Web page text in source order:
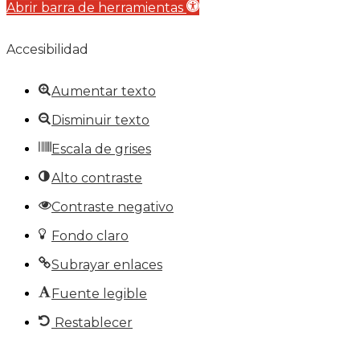
Abrir barra de herramientas
Accesibilidad
Aumentar texto
Disminuir texto
Escala de grises
Alto contraste
Contraste negativo
Fondo claro
Subrayar enlaces
Fuente legible
Restablecer